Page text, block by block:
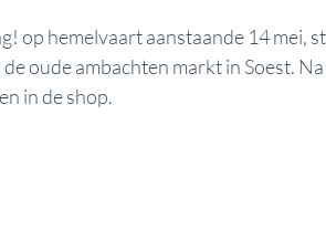
op hemelvaart aanstaande 14 mei,
oude ambachten markt in Soest.
in de shop.